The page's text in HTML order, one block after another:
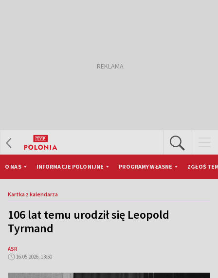
O NAS INFORMACJE POLONIJNE PROGRAMY WŁASNE ZGŁOŚ
Kartka z kalendarza
106 lat temu urodził się Leopold
Tyrmand
ASR
16.05.2026, 13:50